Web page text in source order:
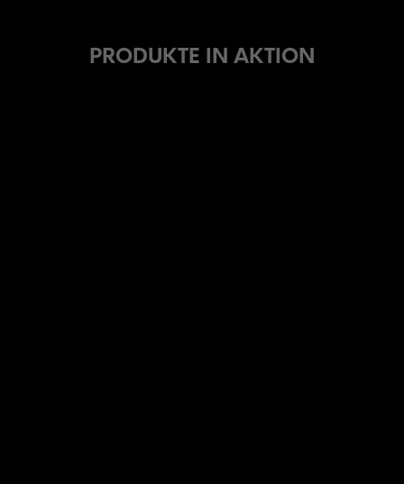
PRODUKTE IN AKTION